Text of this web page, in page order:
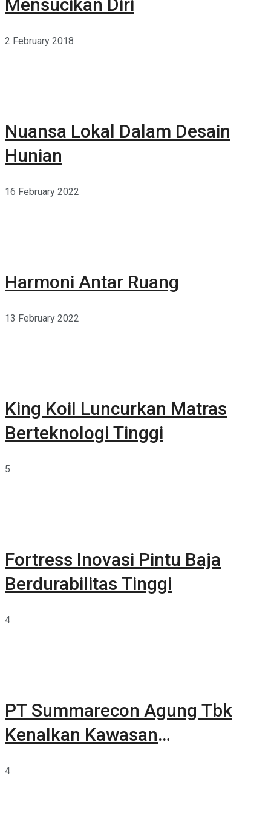
Mensucikan Diri
2 February 2018
Nuansa Lokal Dalam Desain
Hunian
16 February 2022
Harmoni Antar Ruang
13 February 2022
King Koil Luncurkan Matras
Berteknologi Tinggi
5
Fortress Inovasi Pintu Baja
Berdurabilitas Tinggi
4
PT Summarecon Agung Tbk
Kenalkan Kawasan
4